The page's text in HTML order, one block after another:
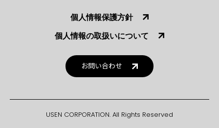
個人情報保護方針
個人情報の取扱いについて
お問い合わせ
USEN CORPORATION. All Rights Reserved